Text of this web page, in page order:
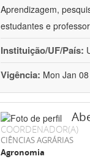
Aprendizagem,
estudantes e
Instituição/UF/País:
Vigência: Mon Jan
COORDENADOR(A)
CIÊNCIAS AGRÁRIAS
Agronomia